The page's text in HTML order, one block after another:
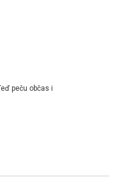
peču občas i